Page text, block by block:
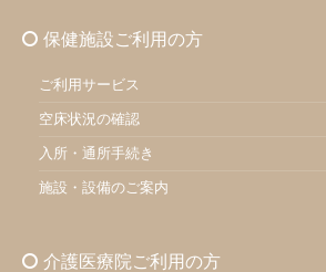
保健施設ご利用の方
ご利用サービス
空床状況の確認
入所・通所手続き
施設・設備のご案内
介護医療院ご利用の方